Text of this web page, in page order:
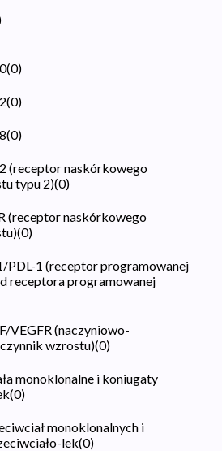
(0)
(0)
(0)
(receptor naskórkowego
typu 2)(0)
(receptor naskórkowego
(0)
PDL-1 (receptor programowanej
receptora programowanej
VEGFR (naczyniowo-
wzrostu)(0)
monoklonalne i koniugaty
(0)
monoklonalnych i
lek(0)